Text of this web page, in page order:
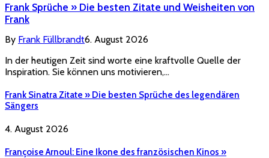
Frank Sprüche » Die besten Zitate und Weisheiten von
Frank
By Frank Füllbrandt6. August 2026
In der heutigen Zeit sind worte eine kraftvolle Quelle der
Inspiration. Sie können uns motivieren,…
Frank Sinatra Zitate » Die besten Sprüche des legendären
Sängers
4. August 2026
Françoise Arnoul: Eine Ikone des französischen Kinos »